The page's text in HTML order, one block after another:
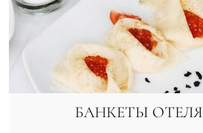
БАНКЕТЫ ОТЕЛЯ